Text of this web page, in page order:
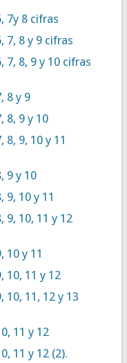
7y 8 cifras
7, 8 y 9 cifras
7, 8, 9 y 10 cifras
8 y 9
8, 9 y 10
9, 10 y 11
9 y 10
9, 10 y 11
9, 10, 11 y 12
10 y 11
10, 11 y 12
10, 11, 12 y 13
11 y 12
11 y 12 (2).